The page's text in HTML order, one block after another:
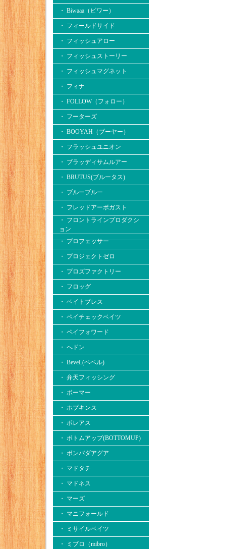
・ Biwaaa（ビワー）
・ フィールドサイド
・ フィッシュアロー
・ フィッシュストーリー
・ フィッシュマグネット
・ フィナ
・ FOLLOW（フォロー）
・ フーターズ
・ BOOYAH（ブーヤー）
・ フラッシュユニオン
・ ブラッディサムルアー
・ BRUTUS(ブルータス)
・ ブルーブルー
・ フレッドアーボガスト
・ フロントラインプロダクシ
ョン
・ プロフェッサー
・ プロジェクトゼロ
・ プロズファクトリー
・ フロッグ
・ ベイトブレス
・ ペイチェックベイツ
・ ペイフォワード
・ へドン
・ BeveL(ベベル)
・ 弁天フィッシング
・ ボーマー
・ ホプキンス
・ ボレアス
・ ボトムアップ(BOTTOMUP)
・ ボンバダアグア
・ マドタチ
・ マドネス
・ マーズ
・ マニフォールド
・ ミサイルベイツ
・ ミブロ（mibro）